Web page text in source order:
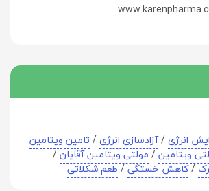
انرژی/آزادسازی انرژی/ تامین ویتامین
ویتامین/مولتی ویتامین آقایان/
/کاهش خستگی/طعم شکلاتی